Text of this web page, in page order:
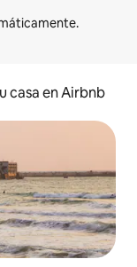
casa en Airbnb